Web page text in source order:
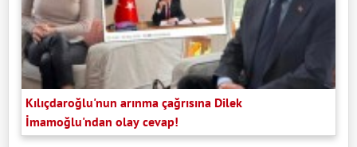
Kılıçdaroğlu'nun arınma çağrısına Dilek
İmamoğlu'ndan olay cevap!